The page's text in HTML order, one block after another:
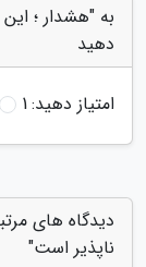
به "هشدار ؛
دهید
امتیاز دهید:1
دیدگاه های
ناپذیر است"